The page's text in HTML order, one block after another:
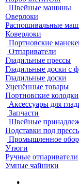
Швейные машины
Оверлоки
Распошивальные
Коверлоки
Портновские
Отпариватели
Гладильные прессы
Гладильные доски с
Гладильные доски
Уценённые товары
Портновские колодки
Аксессуары для
Запчасти
Швейные
Подставки под
Промышленное
Утюги
Ручные отпариватели
Умные чайники